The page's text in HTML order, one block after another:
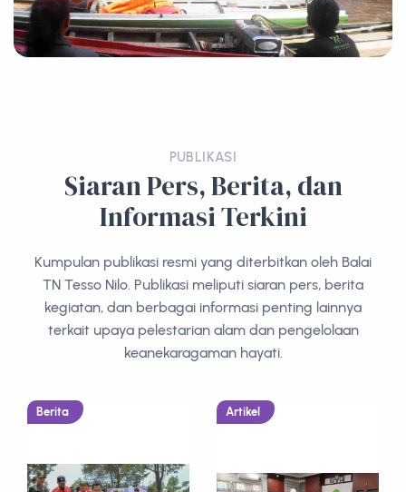
PUBLIKASI
Siaran Pers, Berita, dan
Informasi Terkini
Kumpulan publikasi resmi yang diterbitkan oleh Balai
TN Tesso Nilo. Publikasi meliputi siaran pers, berita
kegiatan, dan berbagai informasi penting lainnya
terkait upaya pelestarian alam dan pengelolaan
keanekaragaman hayati.
Berita Artikel